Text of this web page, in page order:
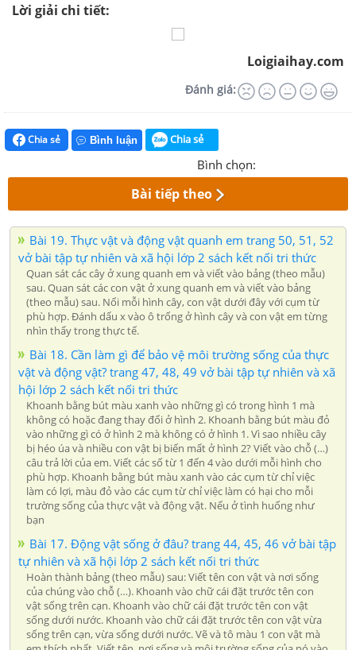
Lời giải chi tiết:
Loigiaihay.com
Đánh giá:
Chia sẻ Bình luận Chia sẻ
Bình chọn:
Bài tiếp theo
Bài 19. Thực vật và động vật quanh em trang 50, 51, 52
vở bài tập tự nhiên và xã hội lớp 2 sách kết nối tri thức
Quan sát các cây ở xung quanh em và viết vào bảng (theo mẫu)
sau. Quan sát các con vật ở xung quanh em và viết vào bảng
(theo mẫu) sau. Nối mỗi hình cây, con vật dưới đây với cụm từ
phù hợp. Đánh dấu x vào ô trống ở hình cây và con vật em từng
nhìn thấy trong thực tế.
Bài 18. Cần làm gì để bảo vệ môi trường sống của thực
vật và động vật? trang 47, 48, 49 vở bài tập tự nhiên và xã
hội lớp 2 sách kết nối tri thức
Khoanh bằng bút màu xanh vào những gì có trong hình 1 mà
không có hoặc đang thay đổi ở hình 2. Khoanh bằng bút màu đỏ
vào những gì có ở hình 2 mà không có ở hình 1. Vì sao nhiều cây
bị héo úa và nhiều con vật bị biến mất ở hình 2? Viết vào chỗ (…)
câu trả lời của em. Viết các số từ 1 đến 4 vào dưới mỗi hình cho
phù hợp. Khoanh bằng bút màu xanh vào các cụm từ chỉ việc
làm có lợi, màu đỏ vào các cụm từ chỉ việc làm có hại cho mỗi
trường sống của thực vật và động vật. Nếu ở tình huống như
bạn
Bài 17. Động vật sống ở đâu? trang 44, 45, 46 vở bài tập
tự nhiên và xã hội lớp 2 sách kết nối tri thức
Hoàn thành bảng (theo mẫu) sau: Viết tên con vật và nơi sống
của chúng vào chỗ (…). Khoanh vào chữ cái đặt trước tên con
vật sống trên cạn. Khoanh vào chữ cái đặt trước tên con vật
sống dưới nước. Khoanh vào chữ cái đặt trước tên con vật vừa
sống trên cạn, vừa sống dưới nước. Vẽ và tô màu 1 con vật mà